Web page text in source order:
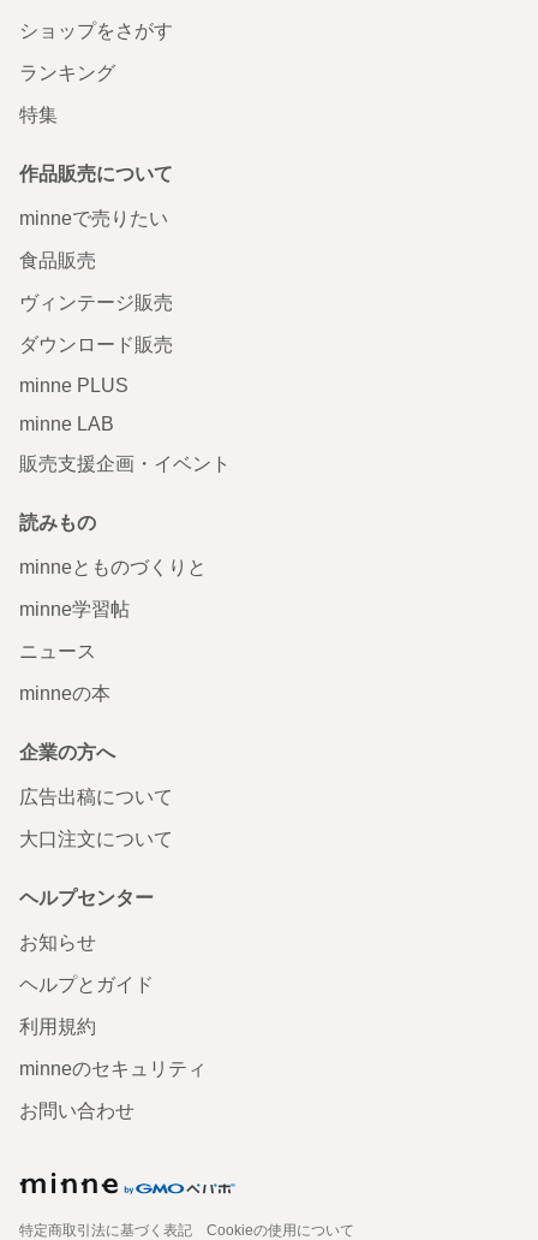
ショップをさがす
ランキング
特集
作品販売について
minneで売りたい
食品販売
ヴィンテージ販売
ダウンロード販売
minne PLUS
minne LAB
販売支援企画・イベント
読みもの
minneとものづくりと
minne学習帖
ニュース
minneの本
企業の方へ
広告出稿について
大口注文について
ヘルプセンター
お知らせ
ヘルプとガイド
利用規約
minneのセキュリティ
お問い合わせ
特定商取引法に基づく表記
Cookieの使用について